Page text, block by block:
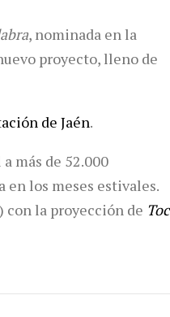
, nominada en la
proyecto, lleno de
de Jaén.
más de 52.000
en los meses estivales.
con la proyección de Toc